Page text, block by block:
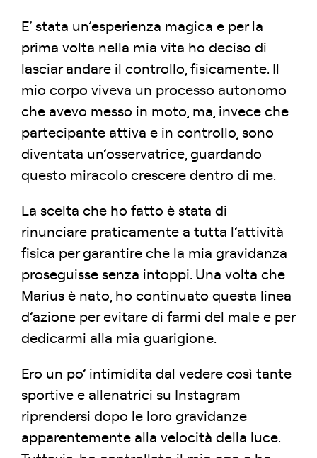
E’ stata un’esperienza magica e per la
prima volta nella mia vita ho deciso di
lasciar andare il controllo, fisicamente. Il
mio corpo viveva un processo autonomo
che avevo messo in moto, ma, invece che
partecipante attiva e in controllo, sono
diventata un’osservatrice, guardando
questo miracolo crescere dentro di me.
La scelta che ho fatto è stata di
rinunciare praticamente a tutta l’attività
fisica per garantire che la mia gravidanza
proseguisse senza intoppi. Una volta che
Marius è nato, ho continuato questa linea
d’azione per evitare di farmi del male e per
dedicarmi alla mia guarigione.
Ero un po’ intimidita dal vedere così tante
sportive e allenatrici su Instagram
riprendersi dopo le loro gravidanze
apparentemente alla velocità della luce.